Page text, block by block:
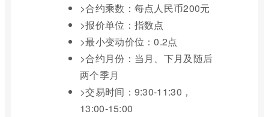
>合约乘数：每点人民币200元
>报价单位：指数点
>最小变动价位：0.2点
>合约月份：当月、下月及随后
两个季月
>交易时间：9:30-11:30，
13:00-15:00